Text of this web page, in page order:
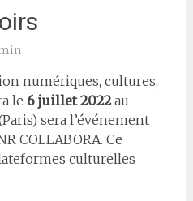
numériques, cultures,
le 6 juillet 2022au
sera l’événement
COLLABORA. Ce
culturelles